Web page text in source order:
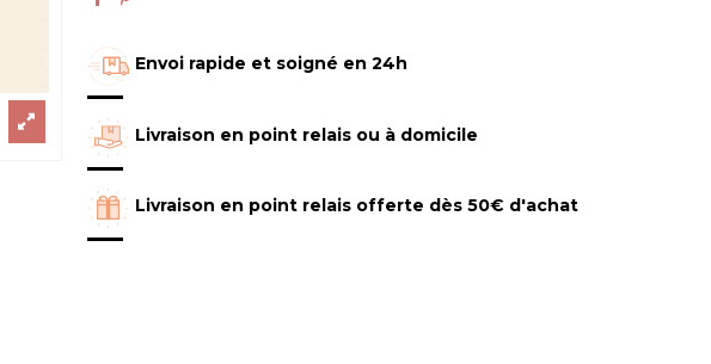
Envoi rapide et soigné en 24h
Livraison en point relais ou à domicile
Livraison en point relais offerte dès 50€ d'achat